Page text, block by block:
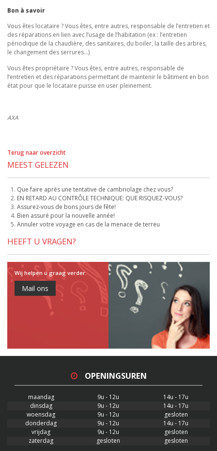
Bon à savoir
Vous êtes locataire ? Vous êtes, entre autres, responsable de l’entretien et
des réparations en lien avec l’usage de l’habitation (ex : l’entretien
périodique de la chaudière, des sanitaires, du boiler, la taille des arbres,
le changement des serrures…)
Vous êtes propriétaire ? Vous êtes, entre autres, responsable de
l’entretien et des réparations permettant de maintenir le bâtiment en bon
état pour que le locataire puisse en user pleinement.
AXA
Terug naar overzicht
MEEST GELEZEN
Que faire après une tentative de cambriolage chez vous?
EN RETARD AU CONTRÔLE TECHNIQUE: QUE RISQUEZ-VOUS?
Assurez-vous de bons jours de fête!
Bien assuré pour la nouvelle année!
Annuler votre voyage en cas de la menace de terreu
HEEFT U VRAGEN?
Wij helpen u graag verder.
Mail ons
OPENINGSUREN
maandag 9u - 12u
14u - 17u
dinsdag
9u - 12u
14u - 17u
woensdag
9u - 12u
gesloten
donderdag
9u - 12u
14u - 17u
vrijdag
9u - 12u
gesloten
zaterdag
gesloten gesloten